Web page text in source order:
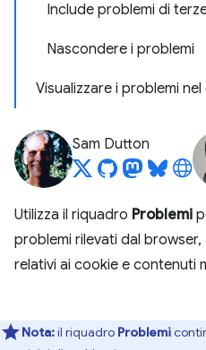
Include problemi di
Nascondere i problemi
Visualizzare i problemi
Sam Dutton
Utilizza il riquadro Problemi
problemi rilevati dal
relativi ai cookie e contenuti
Nota:il riquadro Problemi